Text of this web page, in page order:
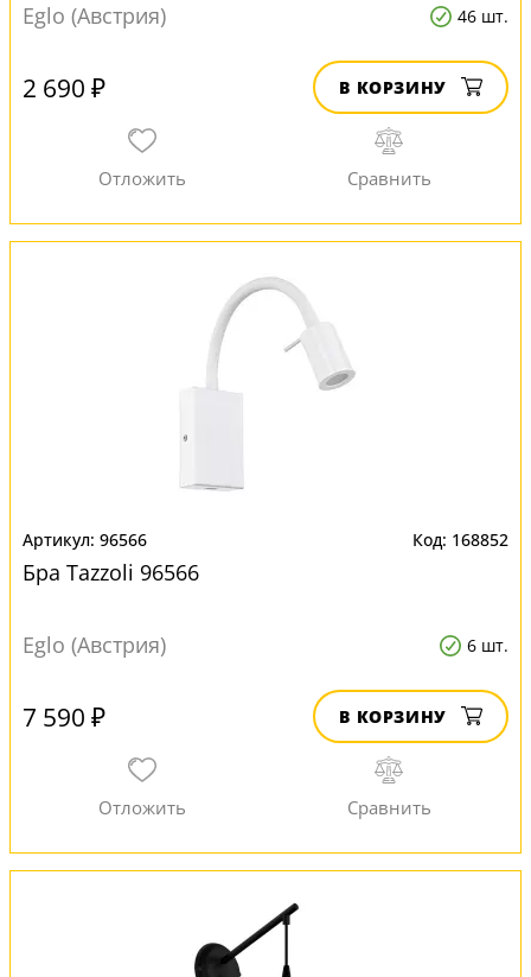
Eglo (Австрия) 46 шт.
2 690 ₽ В КОРЗИНУ
96566 168852
Бра Tazzoli 96566
Eglo (Австрия) 6 шт.
7 590 ₽ В КОРЗИНУ